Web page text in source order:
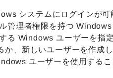
システムにログインが可
管理者権限を持つ
る Windows ユーザーを指
か、新しいユーザーを作成
ユーザーを使用するこ